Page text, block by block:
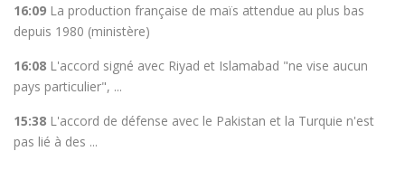
16:09 La production française de maïs attendue au plus bas
depuis 1980 (ministère)
16:08 L'accord signé avec Riyad et Islamabad "ne vise aucun
pays particulier", ...
15:38 L'accord de défense avec le Pakistan et la Turquie n'est
pas lié à des ...